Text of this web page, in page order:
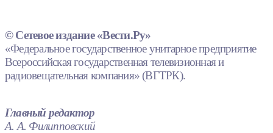
© Сетевое издание «Вести.Ру»
«Федеральное государственное унитарное предприятие
Всероссийская государственная телевизионная и
радиовещательная компания» (ВГТРК).
Главный редактор
А. А. Филипповский